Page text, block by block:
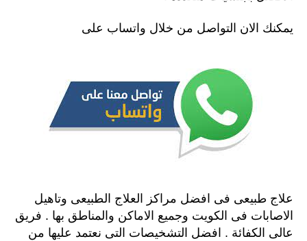
يمكنك الان التواصل من خلال واتساب على
علاج طبيعى فى افضل مراكز العلاج الطبيعى وتاهيل
الاصابات فى الكويت وجميع الاماكن والمناطق بها . فريق
عالى الكفائة . افضل التشخيصات التى نعتمد عليها من